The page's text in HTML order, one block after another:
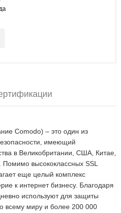
Comodo) – это один из
имеющий
в Великобритании, США, Китае,
высококлассных SSL
еще целый комплекс
к интернет бизнесу. Благодаря
используют для защиты
всему миру и более 200 000